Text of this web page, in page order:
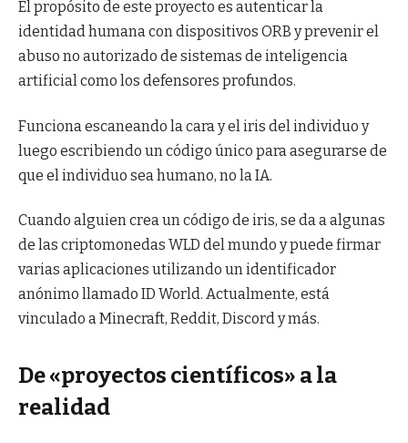
El propósito de este proyecto es autenticar la
identidad humana con dispositivos ORB y prevenir el
abuso no autorizado de sistemas de inteligencia
artificial como los defensores profundos.
Funciona escaneando la cara y el iris del individuo y
luego escribiendo un código único para asegurarse de
que el individuo sea humano, no la IA.
Cuando alguien crea un código de iris, se da a algunas
de las criptomonedas WLD del mundo y puede firmar
varias aplicaciones utilizando un identificador
anónimo llamado ID World. Actualmente, está
vinculado a Minecraft, Reddit, Discord y más.
De «proyectos científicos» a la
realidad